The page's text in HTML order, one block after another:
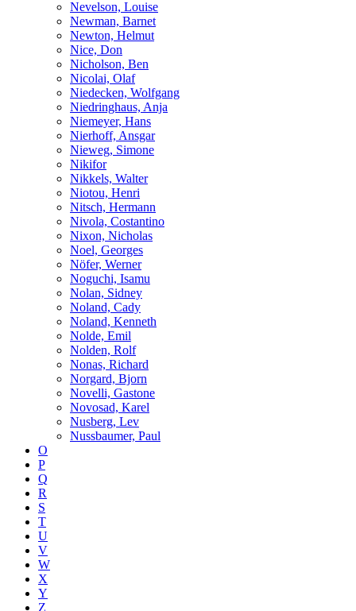
Nevelson, Louise
Newman, Barnet
Newton, Helmut
Nice, Don
Nicholson, Ben
Nicolai, Olaf
Niedecken, Wolfgang
Niedringhaus, Anja
Niemeyer, Hans
Nierhoff, Ansgar
Nieweg, Simone
Nikifor
Nikkels, Walter
Niotou, Henri
Nitsch, Hermann
Nivola, Costantino
Nixon, Nicholas
Noel, Georges
Nöfer, Werner
Noguchi, Isamu
Nolan, Sidney
Noland, Cady
Noland, Kenneth
Nolde, Emil
Nolden, Rolf
Nonas, Richard
Norgard, Bjorn
Novelli, Gastone
Novosad, Karel
Nusberg, Lev
Nussbaumer, Paul
O
P
Q
R
S
T
U
V
W
X
Y
Z